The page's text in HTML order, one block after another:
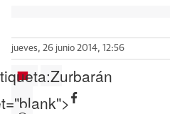
jueves, 26 junio 2014, 12:56
Zurbarán